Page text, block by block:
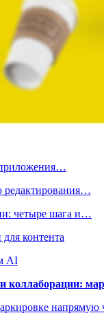
редактирования…
четыре шага и…
контента
AI
напрямую